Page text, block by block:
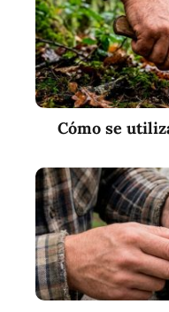
Cómo se